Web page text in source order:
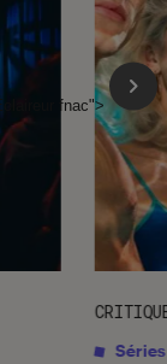
Séries
fnac">